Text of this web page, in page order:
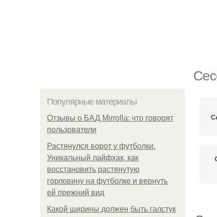
Популярные материалы
Отзывы о БАД Mirrolla: что говорят
пользователи
Растянулся ворот у футболки.
Уникальный лайфхак, как
восстановить растянутую
горловину на футболке и вернуть
ей прежний вид
Какой ширины должен быть галстук